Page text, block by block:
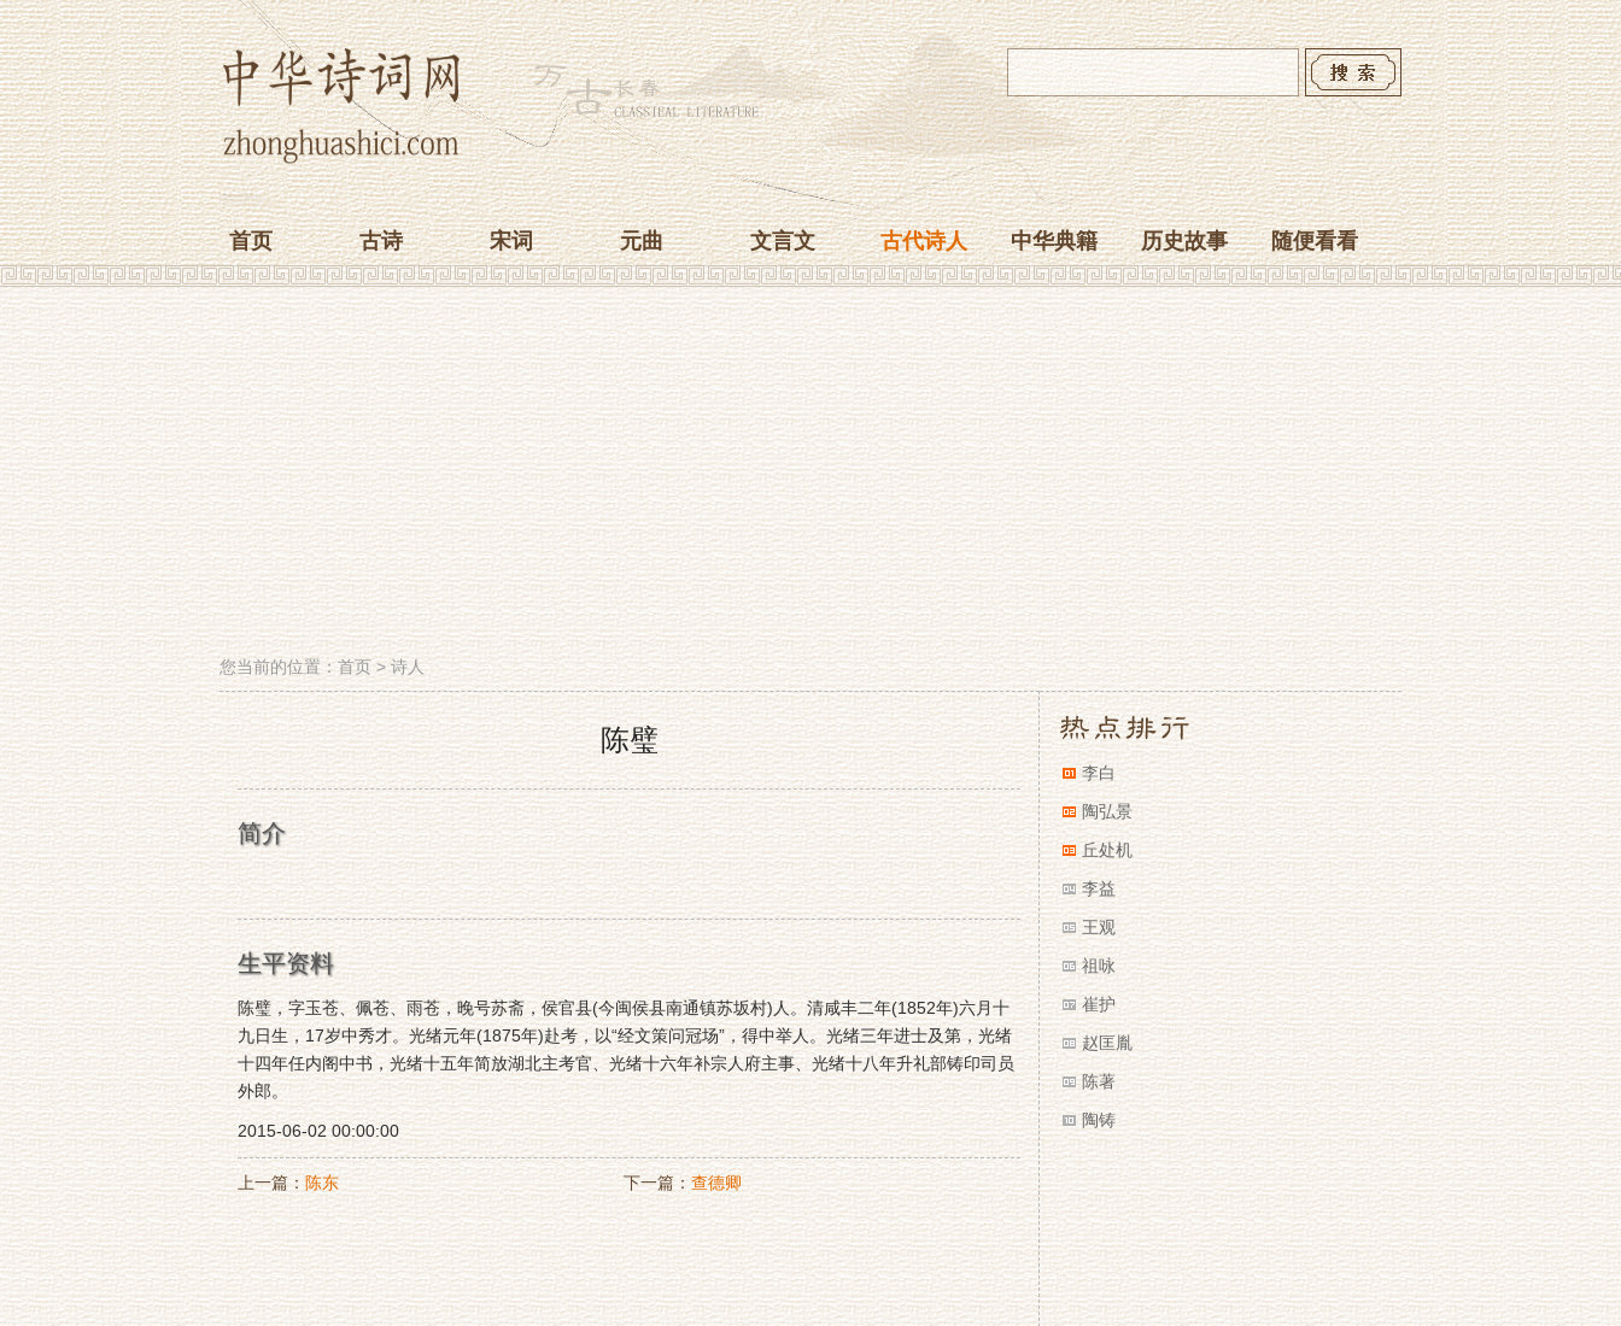
首页 古诗 宋词 元曲 文言文 古代诗人 中华典籍 历史故事 随便看看
您当前的位置：首页>诗人
陈璧
简介
生平资料
陈璧，字玉苍、佩苍、雨苍，晚号苏斋，侯官县(今闽侯县南通镇苏坂村)人。清咸丰二年(1852年)六月十
九日生，17岁中秀才。光绪元年(1875年)赴考，以“经文策问冠场”，得中举人。光绪三年进士及第，光绪
十四年任内阁中书，光绪十五年简放湖北主考官、光绪十六年补宗人府主事、光绪十八年升礼部铸印司员
外郎。
2015-06-02 00:00:00
上一篇：陈东 下一篇：查德卿
李白
陶弘景
丘处机
李益
王观
祖咏
崔护
赵匡胤
陈著
陶铸